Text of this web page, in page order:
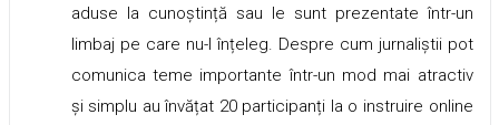
aduse la cunoștință sau le sunt prezentate într-un
limbaj pe care nu-l înțeleg. Despre cum jurnaliștii pot
comunica teme importante într-un mod mai atractiv
și simplu au învățat 20 participanți la o instruire online